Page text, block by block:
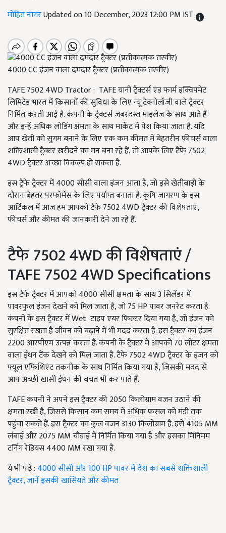
मोहित नागरUpdated on 10 December, 2023 12:00 PM IST
4000 CC इंजन वाला दमदार ट्रैक्टर (प्रतीकात्मक तस्वीर)
TAFE 7502 4WD Tractor : TAFE यानी ट्रैक्टर्स एंड फार्म इक्विपमेंट
लिमिटेड भारत में किसानों की सुविधा के लिए न्यू टेक्नोलॉजी वाले ट्रैक्टर
निर्मित करती आई है. कंपनी के ट्रैक्टर्स जबरदस्त माइलेज के साथ आते हैं
और इन्हें अधिक लोडिंग क्षमता के साथ मार्केट में पेश किया जाता है. यदि
आप खेती को सुगम बनाने के लिए एक कम कीमत में बेहतरीन फीचर्स वाला
शक्तिशाली ट्रैक्टर खरीदने का मन बना रहे हैं, तो आपके लिए टैफे 7502
4WD ट्रैक्टर अच्छा विकल्प हो सकता है.
इस ट्रैफे ट्रैक्टर में 4000 सीसी वाला इंजन आता है, जो इसे खेतीबाड़ी के
दौरान बेहतर परफॉर्मेंस के लिए पर्याप्त बनाता है. कृषि जागरण के इस
आर्टिकल में आज हम आपको टैफे 7502 4WD ट्रैक्टर की विशेषताएं,
फीचर्स और कीमत की जानकारी देने जा रहे हैं.
टैफे 7502 4WD की विशेषताएं /
TAFE 7502 4WD Specifications
इस टैफे ट्रैक्टर में आपको 4000 सीसी क्षमता के साथ 3 सिलेंडर में
पावरफुल इंजन देखने को मिल जाता है, जो 75 HP पावर जनरेट करता है.
कंपनी के इस ट्रैक्टर में Wet टाइप एयर फिल्टर दिया गया है, जो इंजन को
सुरक्षित रखता है जीवन को बढ़ाने में भी मदद करता है. इस ट्रैक्टर का इंजन
2200 आरपीएम उत्पन्न करता है. कंपनी के ट्रैक्टर में आपको 70 लीटर क्षमता
वाला ईंधन टैंक देखने को मिल जाता है. टैफे 7502 4WD ट्रैक्टर के इंजन को
फ्यूल एफिशिएंट तकनीक के साथ निर्मित किया गया है, जिसकी मदद से
आप अच्छी खासी ईंधन की बचत भी कर पाते हैं.
TAFE कंपनी ने अपने इस ट्रैक्टर की 2050 किलोग्राम वजन उठाने की
क्षमता रखी है, जिससे किसान कम समय में अधिक फसल को मंडी तक
पहुंचा सकते हैं. इस ट्रैक्टर का कुल वजन 3130 किलोग्राम है. इसे 4105 MM
लंबाई और 2075 MM चौड़ाई में निर्मित किया गया है और इसका मिनिमम
टर्निंग रेडियस 4400 MM रखा गया है.
ये भी पढ़ें : 4000 सीसी और 100 HP पावर में देश का सबसे शक्तिशाली
ट्रैक्टर, जानें इसकी खासियते और कीमत